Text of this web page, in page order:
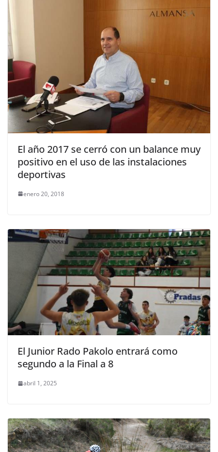
El año 2017 se cerró con un balance muy
positivo en el uso de las instalaciones
deportivas
enero 20, 2018
El Junior Rado Pakolo entrará como
segundo a la Final a 8
abril 1, 2025